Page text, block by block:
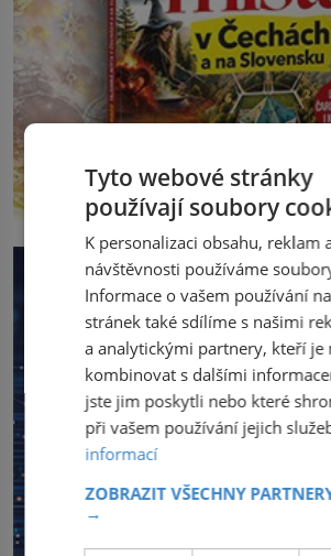
Tyto webové stránky
používají soubory
K personalizaci obsahu, reklam
návštěvnosti používáme
Informace o vašem používání
stránek také sdílíme s našimi
a analytickými partnery, kteří je
kombinovat s dalšími
jste jim poskytli nebo které
při vašem používání jejich
informací
ZOBRAZIT VŠECHNY
→